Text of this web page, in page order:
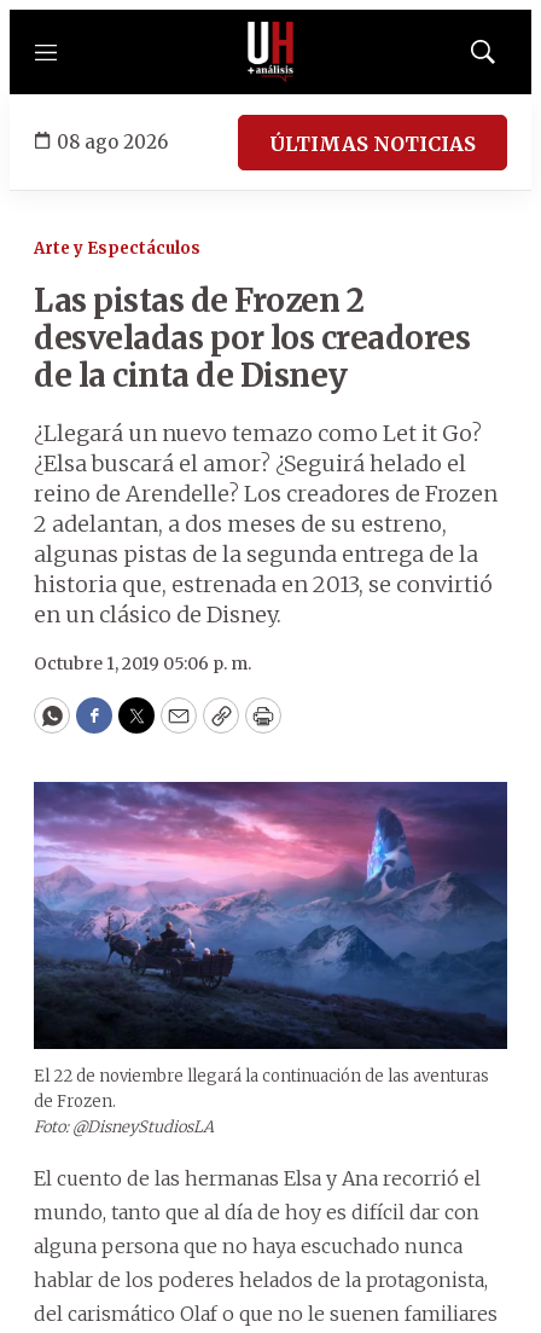
Menú
Mostrar
08 ago 2026 ÚLTIMAS NOTICIAS
Arte y Espectáculos
Las pistas de Frozen 2
desveladas por los creadores
de la cinta de Disney
¿Llegará un nuevo temazo como Let it Go?
¿Elsa buscará el amor? ¿Seguirá helado el
reino de Arendelle? Los creadores de Frozen
2 adelantan, a dos meses de su estreno,
algunas pistas de la segunda entrega de la
historia que, estrenada en 2013, se convirtió
en un clásico de Disney.
Octubre 1, 2019 05:06 p. m.
WhatsApp
Facebook
Twitter
EmailCopyPrint
El 22 de noviembre llegará la continuación de las aventuras
de Frozen.
Foto: @DisneyStudiosLA
El cuento de las hermanas Elsa y Ana recorrió el
mundo, tanto que al día de hoy es difícil dar con
alguna persona que no haya escuchado nunca
hablar de los poderes helados de la protagonista,
del carismático Olaf o que no le suenen familiares